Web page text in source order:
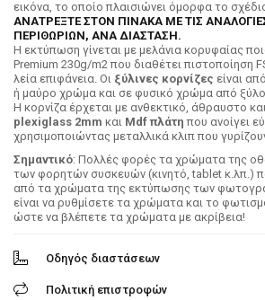
εικόνα, το οποίο πλαισιώνει όμορφα το
ΑΝΑΤΡΕΞΤΕ ΣΤΟΝ ΠΙΝΑΚΑ ΜΕ ΤΙΣ
ΠΕΡΙΘΩΡΙΩΝ, ΑΝΑ ΔΙΑΣΤΑΣΗ.
H εκτύπωση γίνεται με μελάνια κορυφαίας
Premium 230g/m2 που διαθέτει πιστοποίηση
λεία επιφάνεια. Οι ξύλινες κορνίζες είναι
ή μαύρο χρώμα και σε φυσικό χρώμα από
Η κορνίζα έρχεται με ανθεκτικό, άθραυστο
plexiglass 2mm και Mdf πλάτη που ανοίγει
χρησιμοποιώντας μεταλλικά κλιπ που
Σημαντικό: Πολλές φορές τα χρώματα της
των φορητών συσκευών (κινητό, tablet κ.λπ.)
από τα χρώματα της εκτύπωσης των
είναι να ρυθμίσετε τα χρώματα και το
ώστε να βλέπετε τα χρώματα με ακρίβεια!
Οδηγός διαστάσεων
Πολιτική επιστροφών